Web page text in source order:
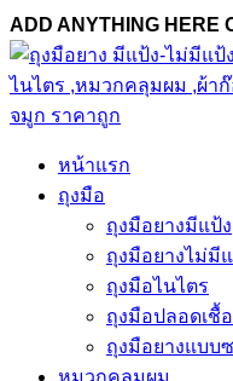
ADD ANYTHING HERE
หน้าแรก
ถุงมือ
ถุงมือยางมีแป้ง
ถุงมือยางไม่มี
ถุงมือไนไตร
ถุงมือปลอดเชื้อ
ถุงมือยางแบบ
หมวกคลุมผม